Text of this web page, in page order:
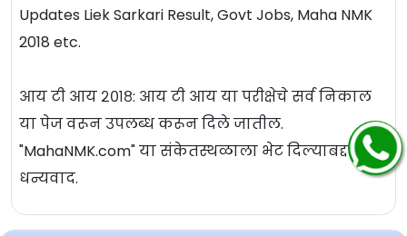
Updates Liek Sarkari Result, Govt Jobs, Maha NMK
2018 etc.
आय टी आय २०१८: आय टी आय या परीक्षेचे सर्व निकाल
या पेज वरून उपलब्ध करून दिले जातील.
"MahaNMK.com" या संकेतस्थळाला भेट दिल्याबद्दल
धन्यवाद.